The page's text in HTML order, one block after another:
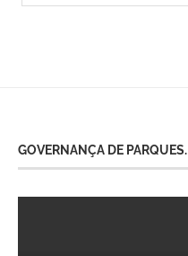
GOVERNANÇA DE PARQUES.